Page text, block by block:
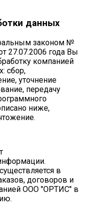
данных
законом №
27.07.2006 года Вы
компанией
сбор,
уточнение
передачу
ниже,
в
договоров и
ООО "ОРТИС" в